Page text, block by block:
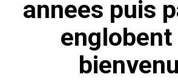
annees puis
englobent